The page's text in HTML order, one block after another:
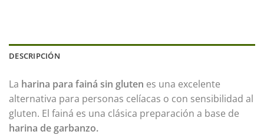
DESCRIPCIÓN
La harina para fainá sin gluten es una excelente
alternativa para personas celíacas o con sensibilidad al
gluten. El fainá es una clásica preparación a base de
harina de garbanzo.